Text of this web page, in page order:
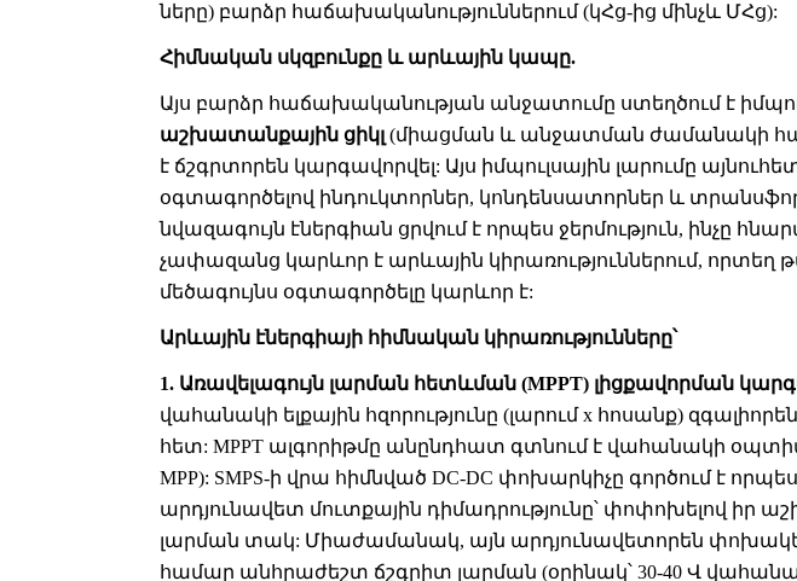
ները) բարձր հաճախականություններում (կՀց-ից մինչև ՄՀց):
Հիմնական սկզբունքը և արևային կապը.
Այս բարձր հաճախականության անջատումը ստեղծում է
աշխատանքային ցիկլ (միացման և անջատման ժամանակի
է ճշգրտորեն կարգավորվել: Այս իմպուլսային լարումը
օգտագործելով ինդուկտորներ, կոնդենսատորներ և
նվազագույն էներգիան ցրվում է որպես ջերմություն, ինչը
չափազանց կարևոր է արևային կիրառություններում,
մեծագույնս օգտագործելը կարևոր է:
Արևային էներգիայի հիմնական կիրառությունները՝
1. Առավելագույն լարման հետևման (MPPT) լիցքավորման
վահանակի ելքային հզորությունը (լարում x հոսանք)
հետ: MPPT ալգորիթմը անընդհատ գտնում է վահանակի
MPP): SMPS-ի վրա հիմնված DC-DC փոխարկիչը գործում է
արդյունավետ մուտքային դիմադրությունը՝ փոփոխելով իր
լարման տակ: Միաժամանակ, այն արդյունավետորեն
համար անհրաժեշտ ճշգրիտ լարման (օրինակ՝ 30-40 Վ